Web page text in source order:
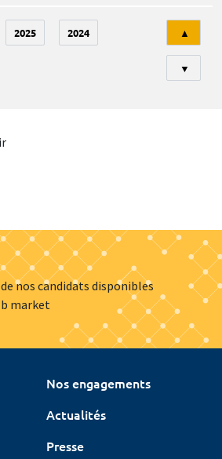
2025 2024 ▲
▼
nos candidats disponibles
market
Nos engagements
Actualités
Presse